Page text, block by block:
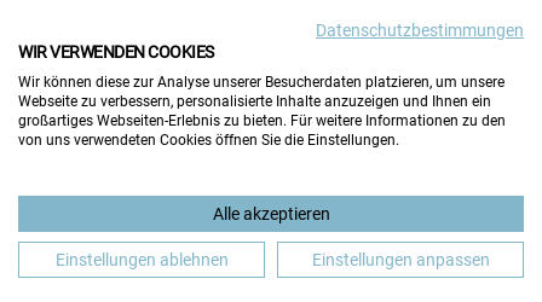
BERUFLICHE ORIENTIERUNG BEWERBUNG
Datenschutzbestimmungen
WIR VERWENDEN COOKIES
Wir können diese zur Analyse unserer Besucherdaten platzieren, um unsere
Webseite zu verbessern, personalisierte Inhalte anzuzeigen und Ihnen ein
großartiges Webseiten-Erlebnis zu bieten. Für weitere Informationen zu den
von uns verwendeten Cookies öffnen Sie die Einstellungen.
Alle akzeptieren
Einstellungen ablehnen Einstellungen anpassen